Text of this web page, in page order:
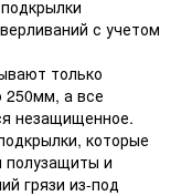
с учетом
только
250мм, а все
незащищенное.
которые
полузащиты и
грязи из-под